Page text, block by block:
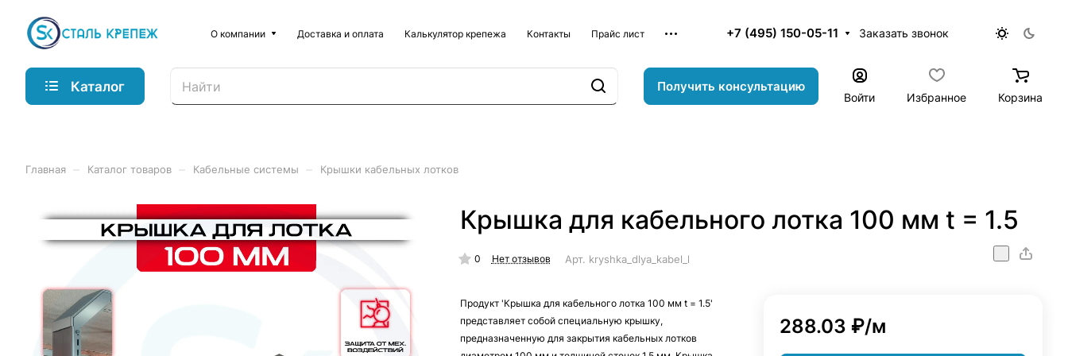
О компании Доставка и оплата Калькулятор крепежа Контакты Прайс лист +7 (495) 150-05-11 Заказать звонок
Каталог Получить консультацию
Войти Избранное Корзина
Главная Каталог товаров Кабельные системы Крышки кабельных лотков
Крышка для кабельного лотка 100 мм t = 1.5
0 Нет отзывов Арт. kryshka_dlya_kabel_lotka_100_mm_t_=_1.5
Продукт 'Крышка для кабельного лотка 100 мм t = 1.5'
представляет собой специальную крышку,
предназначенную для закрытия кабельных лотков
288.03 ₽/м